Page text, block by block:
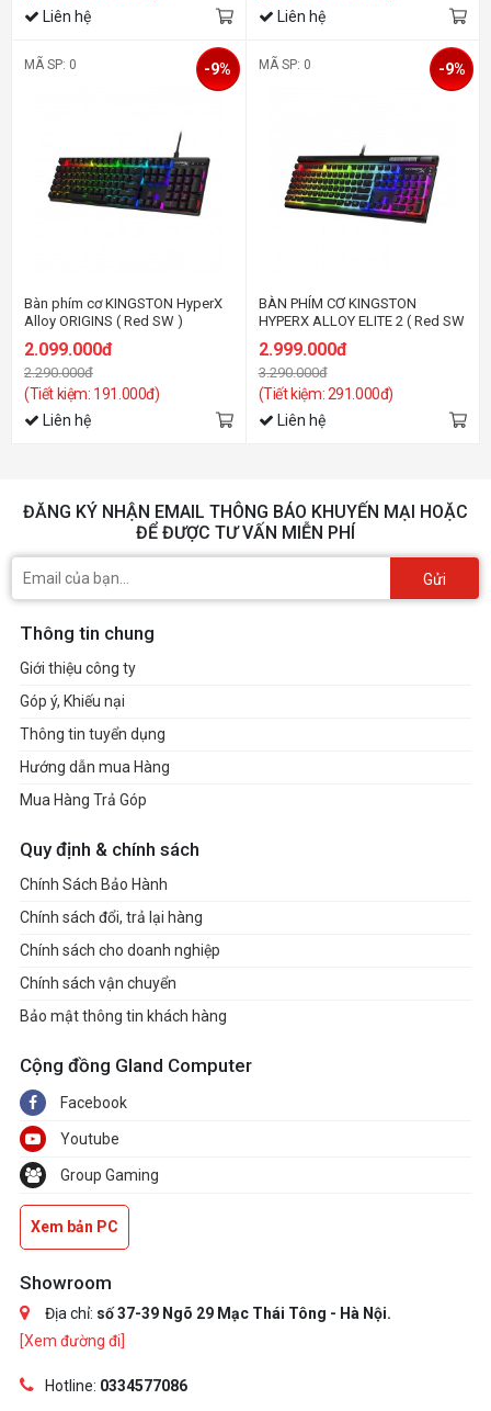
Liên hệ Liên hệ
MÃ SP: 0
Bàn phím cơ KINGSTON HyperX
Alloy ORIGINS ( Red SW )
2.099.000đ
2.290.000đ
(Tiết kiệm: 191.000đ)
-9%
Liên hệ
MÃ SP: 0
BÀN PHÍM CƠ KINGSTON
HYPERX ALLOY ELITE 2 ( Red SW
2.999.000đ
3.290.000đ
(Tiết kiệm: 291.000đ)
-9%
Liên hệ
ĐĂNG KÝ NHẬN EMAIL THÔNG BÁO KHUYẾN MẠI HOẶC
ĐỂ ĐƯỢC TƯ VẤN MIỄN PHÍ
Gửi
Thông tin chung
Giới thiệu công ty
Góp ý, Khiếu nại
Thông tin tuyển dụng
Hướng dẫn mua Hàng
Mua Hàng Trả Góp
Quy định & chính sách
Chính Sách Bảo Hành
Chính sách đổi, trả lại hàng
Chính sách cho doanh nghiệp
Chính sách vận chuyển
Bảo mật thông tin khách hàng
Cộng đồng Gland Computer
Facebook
Youtube
Group Gaming
Xem bản PC
Showroom
Địa chỉ: số 37-39 Ngõ 29 Mạc Thái Tông - Hà Nội.
[Xem đường đi]
Hotline: 0334577086